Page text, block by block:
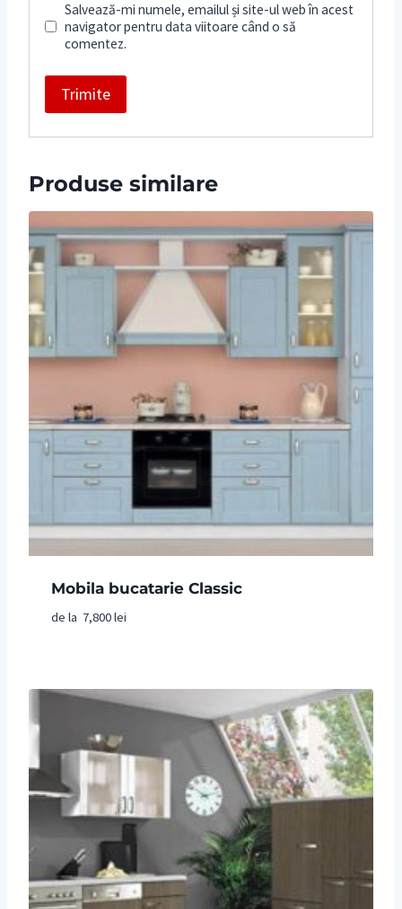
Salvează-mi numele, emailul și site-ul web în acest
navigator pentru data viitoare când o să
comentez.
Produse similare
Mobila bucatarie Classic
de la 7,800lei